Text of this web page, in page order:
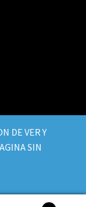
DE VER Y
SIN